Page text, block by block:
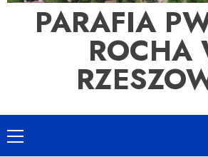
PARAFIA
ROCHA
Primary